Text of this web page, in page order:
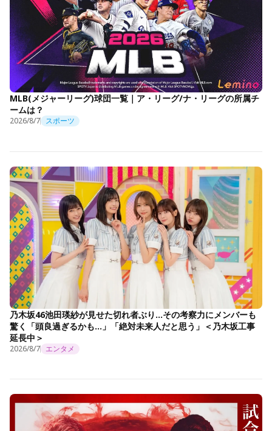
MLB(メジャーリーグ)球団一覧｜ア・リーグ/ナ・リーグの所属チ
ームは？
2026/8/7 スポーツ
乃木坂46池田瑛紗が見せた切れ者ぶり…その考察力にメンバーも
驚く「頭良過ぎるかも…」「絶対未来人だと思う」＜乃木坂工事
延長中＞
2026/8/7 エンタメ